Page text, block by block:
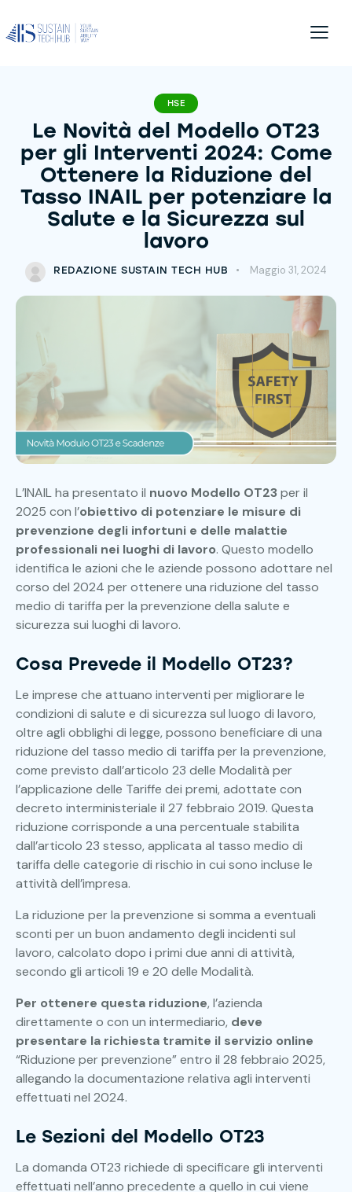
HSE
Le Novità del Modello OT23
per gli Interventi 2024: Come
Ottenere la Riduzione del
Tasso INAIL per potenziare la
Salute e la Sicurezza sul
lavoro
REDAZIONE SUSTAIN TECH HUB Maggio 31, 2024
L’INAIL ha presentato il nuovo Modello OT23 per il
2025 con l’obiettivo di potenziare le misure di
prevenzione degli infortuni e delle malattie
professionali nei luoghi di lavoro. Questo modello
identifica le azioni che le aziende possono adottare nel
corso del 2024 per ottenere una riduzione del tasso
medio di tariffa per la prevenzione della salute e
sicurezza sui luoghi di lavoro.
Cosa Prevede il Modello OT23?
Le imprese che attuano interventi per migliorare le
condizioni di salute e di sicurezza sul luogo di lavoro,
oltre agli obblighi di legge, possono beneficiare di una
riduzione del tasso medio di tariffa per la prevenzione,
come previsto dall’articolo 23 delle Modalità per
l’applicazione delle Tariffe dei premi, adottate con
decreto interministeriale il 27 febbraio 2019. Questa
riduzione corrisponde a una percentuale stabilita
dall’articolo 23 stesso, applicata al tasso medio di
tariffa delle categorie di rischio in cui sono incluse le
attività dell’impresa.
La riduzione per la prevenzione si somma a eventuali
sconti per un buon andamento degli incidenti sul
lavoro, calcolato dopo i primi due anni di attività,
secondo gli articoli 19 e 20 delle Modalità.
Per ottenere questa riduzione, l’azienda
direttamente o con un intermediario, deve
presentare la richiesta tramite il servizio online
“Riduzione per prevenzione” entro il 28 febbraio 2025,
allegando la documentazione relativa agli interventi
effettuati nel 2024.
Le Sezioni del Modello OT23
La domanda OT23 richiede di specificare gli interventi
effettuati nell’anno precedente a quello in cui viene